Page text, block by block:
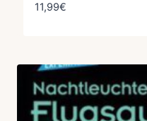
11,99€